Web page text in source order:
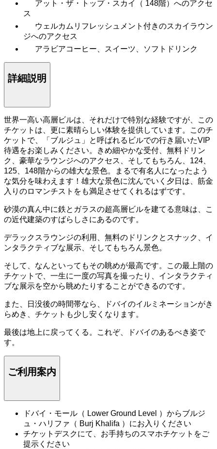
アット・ザ・トップ・スカイ（ 148階）へのアクセ
ス
ウェルカムリフレッシュメント付きのスカイラウン
ジへのアクセス
アラビアコーヒー、スイーツ、ソフトドリンク
詳細説明
世界一高い高層ビルは、それだけで特別な経験ですが、この
チケットは、更に素晴らしい体験を提供しています。このチ
ケットで、「ブルジュ」と呼ばれるビルでの行き届いたVIP
待遇をお楽しみください。きめ細やかな受付、無料ドリン
ク、豪華なラウンジへのアクセス、そしてもちろん、124、
125、148階からの雄大な景色。まるで有名人になったよう
な気分を味わえます！雄大な景色に沈んでいく夕日は、筋金
入りのロマンチストをも満足させてくれるはずです。
砂漠の真ん中に鉄とガラスの超高層ビルを建てる意味は、こ
の近代建築のすばらしさにあるのです。
デラックスラウンジの利用、無料のドリンクとスナック、イ
ンタラクティブな展示、そしてもちろん景色。
そして、なんといってもその眺めが最高です。この最上階の
チケットで、一生に一度の写真を撮ったり、インタラクティ
ブな展示を空から眺めたりすることができるのです。
また、日没後の時間帯なら、ドバイのイルミネーションがき
らめき、チケットも少し安くなります。
最後は地上に戻ってくる。これぞ、ドバイのあるべき姿で
す。
ご利用案内
ドバイ・モール（ Lower Ground Level ）からブルジ
ュ・ハリファ（ Burj Khalifa ）にお入りください
チケットデスクにて、お手持ちのスマホチケットをご
提示ください